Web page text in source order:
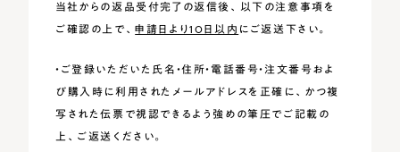
当社からの返品受付完了の返信後、以下の注意事項を
ご確認の上で、申請日より10日以内 にご返送下さい。
・ご登録いただいた氏名・住所・電話番号・注文番号およ
び購入時に利用されたメールアドレスを正確に、かつ複
写された伝票で視認できるよう強めの筆圧でご記載の
上、ご返送ください。